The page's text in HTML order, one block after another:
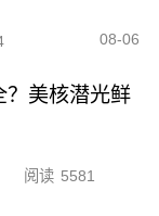
08-06
？美核潜光鲜
阅读 5581